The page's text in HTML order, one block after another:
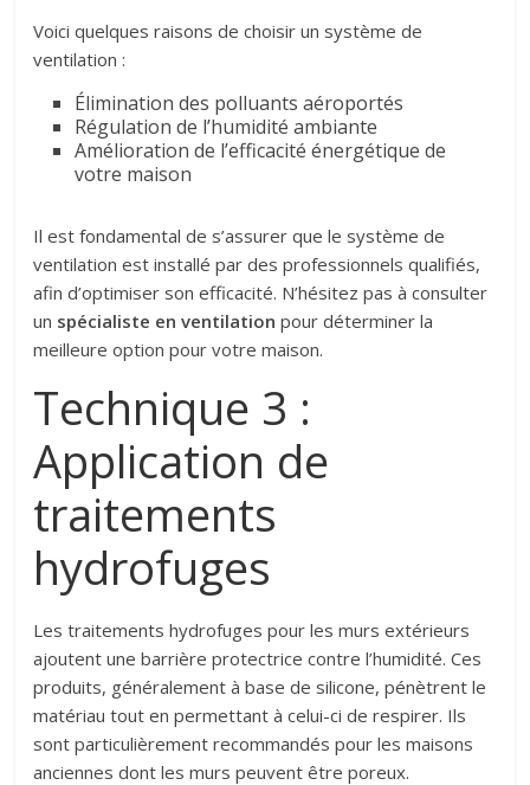
Voici quelques raisons de choisir un système de
ventilation :
Élimination des polluants aéroportés
Régulation de l’humidité ambiante
Amélioration de l’efficacité énergétique de
votre maison
Il est fondamental de s’assurer que le système de
ventilation est installé par des professionnels qualifiés,
afin d’optimiser son efficacité. N’hésitez pas à consulter
un spécialiste en ventilation pour déterminer la
meilleure option pour votre maison.
Technique 3 :
Application de
traitements
hydrofuges
Les traitements hydrofuges pour les murs extérieurs
ajoutent une barrière protectrice contre l’humidité. Ces
produits, généralement à base de silicone, pénètrent le
matériau tout en permettant à celui-ci de respirer. Ils
sont particulièrement recommandés pour les maisons
anciennes dont les murs peuvent être poreux.